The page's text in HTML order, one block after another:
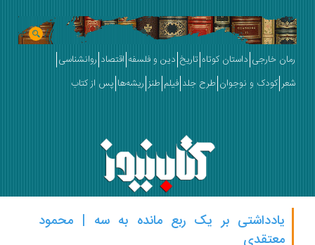
خارجی داستان کوتاه تاریخ دین و فلسفه اقتصاد روانشناسی
کودک و نوجوان طرح جلد فیلم طنز ریشه‌ها پس از کتاب
یادداشتی بر یک ربع مانده به سه | محمود
معتقدی